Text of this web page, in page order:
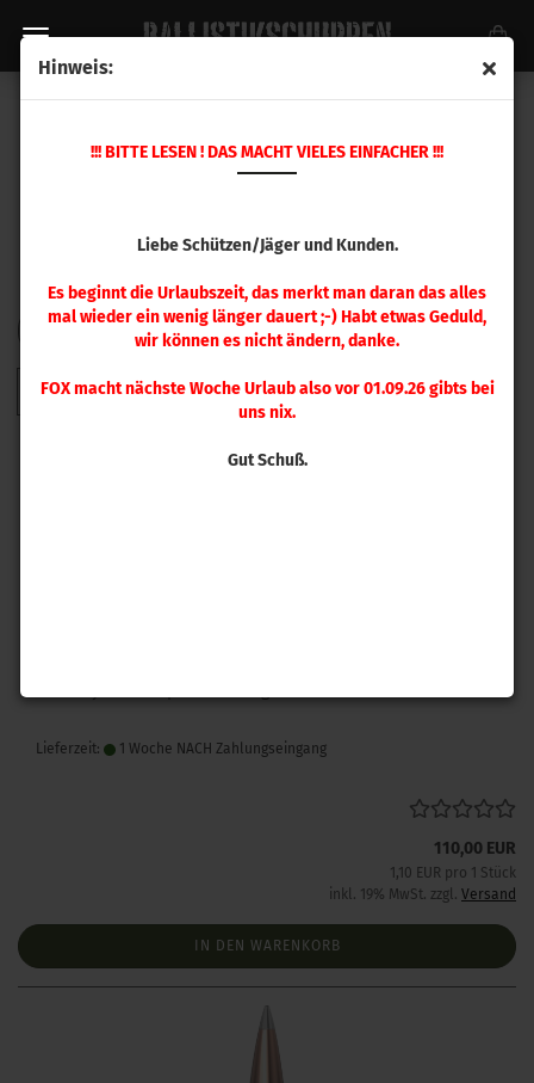
Hinweis:
!!! BITTE LESEN ! DAS MACHT VIELES EINFACHER !!!
Liebe Schützen/Jäger und Kunden.
Es beginnt die Urlaubszeit, das merkt man daran das alles
mal wieder ein wenig länger dauert ;-) Habt etwas Geduld,
wir können es nicht ändern, danke.
FOX macht nächste Woche Urlaub also vor 01.09.26 gibts bei
uns nix.
Gut Schuß.
FILTERSortieren nach
Sortieren nach 48 pro Seite
pro Seite
2 3 4 5 6 7 8 9 »
Lieferzeit: 1 Woche NACH Zahlungseingang
110,00 EUR
1,10 EUR pro 1 Stück
inkl. 19% MwSt. zzgl. Versand
IN DEN WARENKORB